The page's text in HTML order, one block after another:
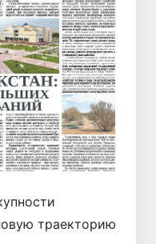
траекторию